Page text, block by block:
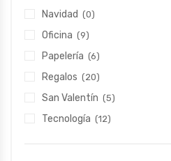
Navidad (0)
Oficina (9)
Papelería (6)
Regalos (20)
San Valentín (5)
Tecnología (12)